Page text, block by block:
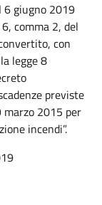
6 giugno 2019
comma 2, del
con
legge 8
previste
marzo 2015 per
incendi”.